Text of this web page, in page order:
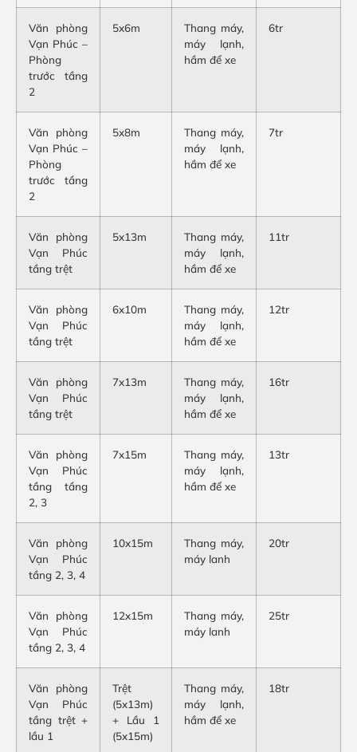
Văn phòng
Vạn Phúc –
Phòng
trước tầng
2
5x6m
Thang máy,
máy lạnh,
hầm để xe
6tr
Văn phòng
Vạn Phúc –
Phòng
trước tầng
2
5x8m
Thang máy,
máy lạnh,
hầm để xe
7tr
Văn phòng
Vạn Phúc
tầng trệt
5x13m
Thang máy,
máy lạnh,
hầm để xe
11tr
Văn phòng
Vạn Phúc
tầng trệt
6x10m
Thang máy,
máy lạnh,
hầm để xe
12tr
Văn phòng
Vạn Phúc
tầng trệt
7x13m
Thang máy,
máy lạnh,
hầm để xe
16tr
Văn phòng
Vạn Phúc
tầng tầng
2, 3
7x15m
Thang máy,
máy lạnh,
hầm để xe
13tr
Văn phòng
Vạn Phúc
tầng 2, 3, 4
10x15m
Thang máy,
máy lanh
20tr
Văn phòng
Vạn Phúc
tầng 2, 3, 4
12x15m
Thang máy,
máy lanh
25tr
Văn phòng
Vạn Phúc
tầng trệt +
lầu 1
Trệt
(5x13m)
+ Lầu 1
(5x15m)
Thang máy,
máy lạnh,
hầm để xe
18tr